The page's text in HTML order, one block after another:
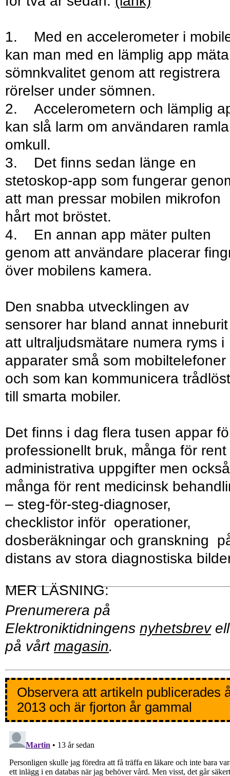
1. Med en accelerometer i
kan man med en lämplig app mäta
sömnkvalitet genom att registrera
rörelser under sömnen.
2. Accelerometern och lämplig
kan slå larm om användaren
omkull.
3. Det finns sedan länge en
stetoskop-app som fungerar
att man pressar mobilen mikrofon
hårt mot bröstet.
4. En annan app mäter pulten
genom att användare placerar
över mobilens kamera.
Den snabba utvecklingen av
sensorer har bland annat inneburit
att ultraljudsmätare numera ryms i
apparater små som mobiltelefoner
och som kan kommunicera trådlöst
till smarta mobiler.
Det finns i dag flera tusen appar
professionellt bruk, många för rent
administrativa uppgifter men också
många för rent medicinsk
– steg-för-steg-diagnoser,
checklistor inför operationer,
dosberäkningar och granskning
distans av stora diagnostiska
Prenumerera på
Elektroniktidningens nyhetsbrev
på vårt magasin.
Observera att artikeln publicerades
2013 och är fjorton år gammal